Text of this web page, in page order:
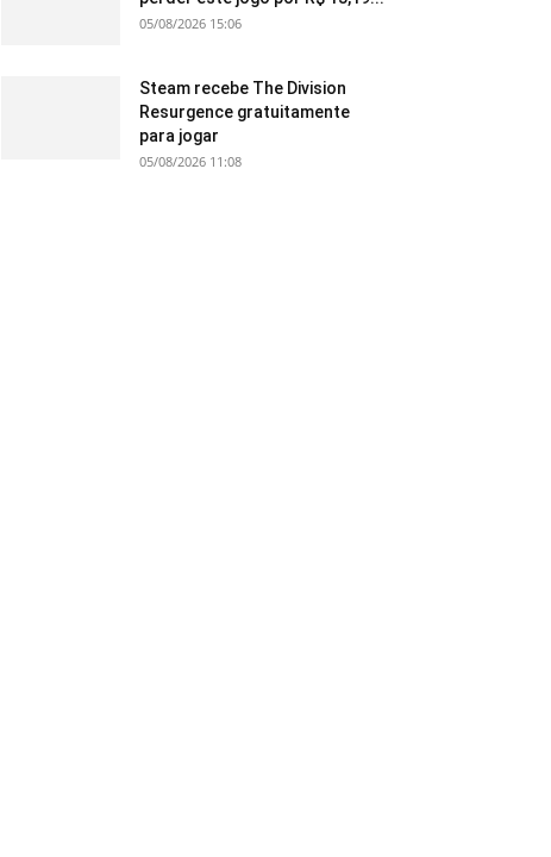
05/08/2026 15:06
Steam recebe The Division
Resurgence gratuitamente
para jogar
05/08/2026 11:08